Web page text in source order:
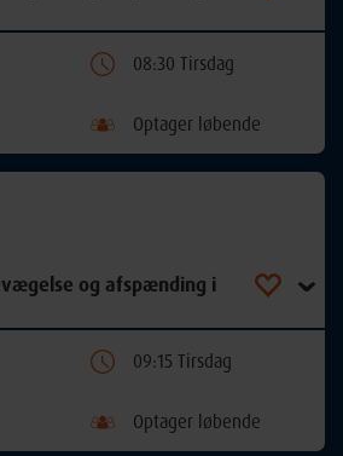
08:30 Tirsdag
Optager løbende
og afspænding i
09:15 Tirsdag
Optager løbende